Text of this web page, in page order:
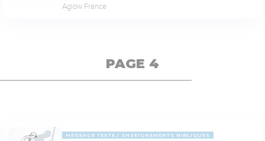
Aglow France
PAGE 4
MESSAGE TEXTE ENSEIGNEMENTS BIBLIQUES